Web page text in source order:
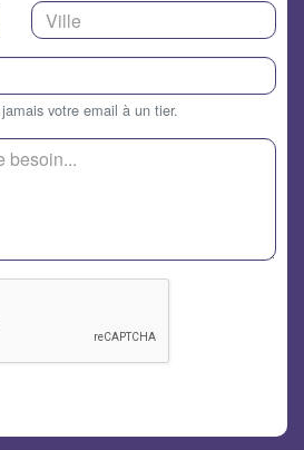
votre email à un tier.